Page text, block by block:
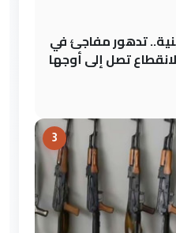
تدهور مفاجئ في
تصل إلى أوجها
3